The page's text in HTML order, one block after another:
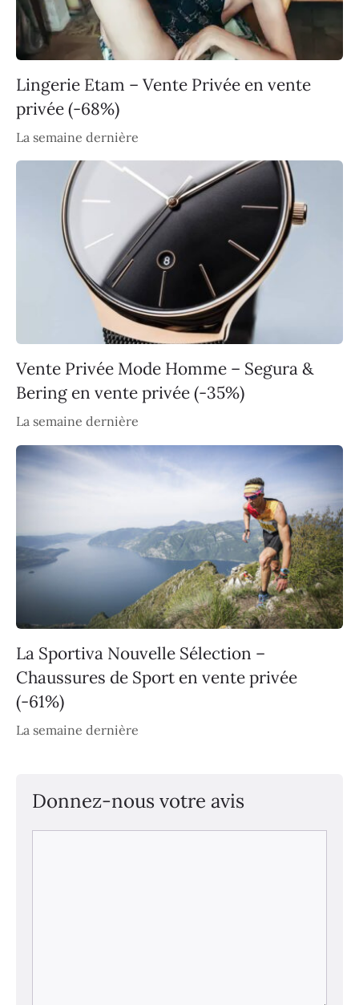
Lingerie Etam – Vente Privée en vente
privée (-68%)
La semaine dernière
Vente Privée Mode Homme – Segura &
Bering en vente privée (-35%)
La semaine dernière
La Sportiva Nouvelle Sélection –
Chaussures de Sport en vente privée
(-61%)
La semaine dernière
Donnez-nous votre avis